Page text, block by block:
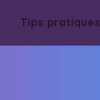
Tips pratiques